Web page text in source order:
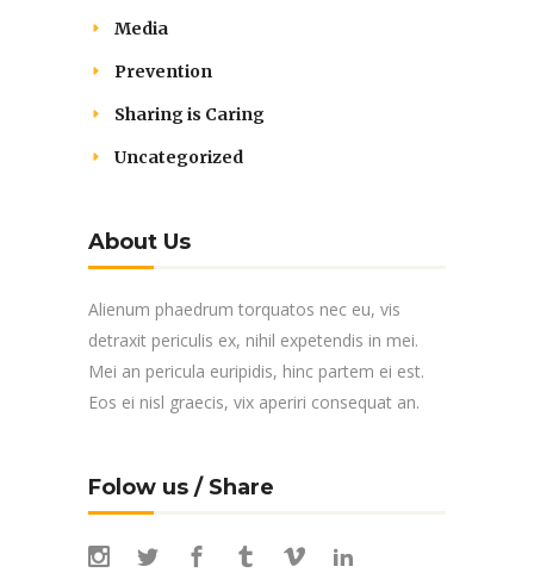
Media
Prevention
Sharing is Caring
Uncategorized
About Us
Alienum phaedrum torquatos nec eu, vis
detraxit periculis ex, nihil expetendis in mei.
Mei an pericula euripidis, hinc partem ei est.
Eos ei nisl graecis, vix aperiri consequat an.
Folow us / Share